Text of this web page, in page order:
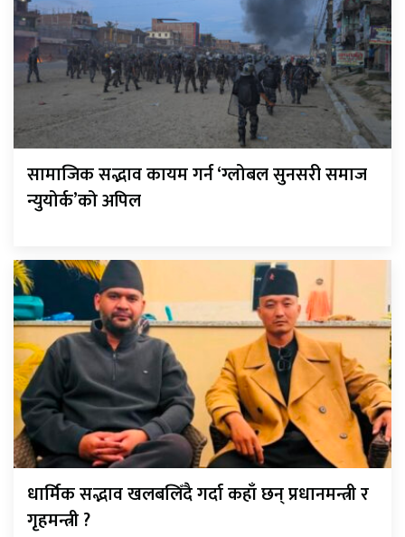
सामाजिक सद्भाव कायम गर्न ‘ग्लोबल सुनसरी समाज
न्युयोर्क’को अपिल
धार्मिक सद्भाव खलबलिँदै गर्दा कहाँ छन् प्रधानमन्त्री र
गृहमन्त्री ?